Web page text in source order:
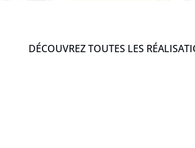
DÉCOUVREZ TOUTES LES